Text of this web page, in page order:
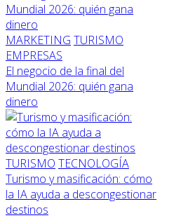
MARKETING TURISMO
EMPRESAS
El negocio de la final del
Mundial 2026: quién gana
dinero
TURISMO TECNOLOGÍA
Turismo y masificación: cómo
la IA ayuda a descongestionar
destinos